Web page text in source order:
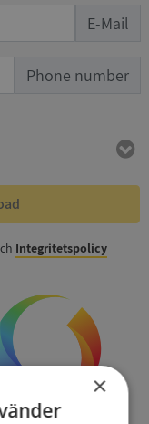
E-Mail
Phone number
Integritetspolicy
×